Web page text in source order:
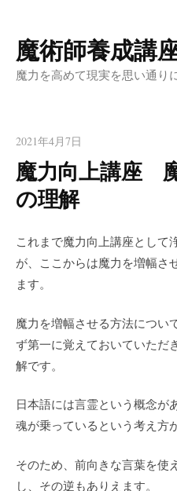
コ
ン
ス
キ
プ
魔術師養成講
魔力を高めて現実を思い通り
2021年4月7日
魔力向上講座
の理解
これまで魔力向上講座として
が、ここからは魔力を増幅さ
ます。
魔力を増幅させる方法につい
ず第一に覚えておいていただ
解です。
日本語には言霊という概念が
魂が乗っているという考え方
そのため、前向きな言葉を使
し、その逆もありえます。